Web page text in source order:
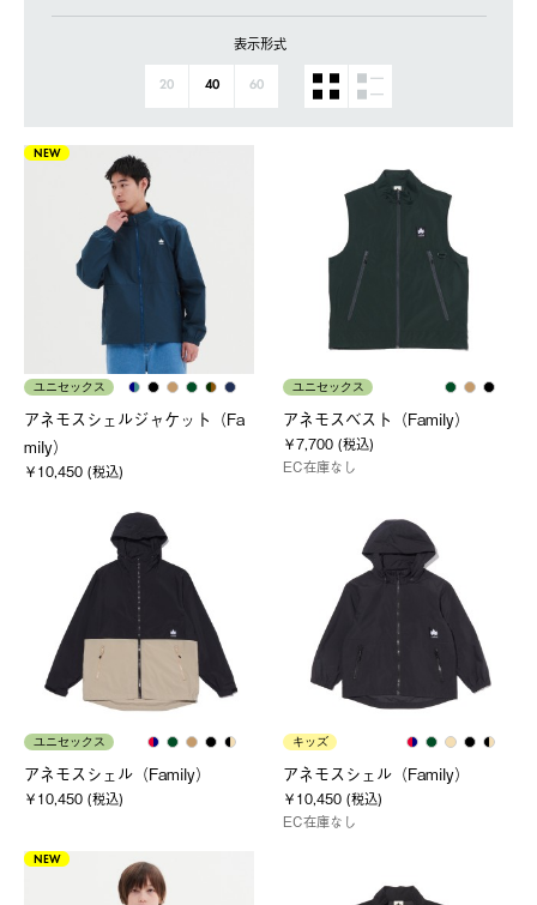
表示形式
20 40 60
NEW
ユニセックス
アネモスシェルジャケット（Fa
mily）
￥10,450 (税込)
ユニセックス
アネモスベスト（Family）
￥7,700 (税込)
EC在庫なし
ユニセックス
アネモスシェル（Family）
￥10,450 (税込)
キッズ
アネモスシェル（Family）
￥10,450 (税込)
EC在庫なし
NEW